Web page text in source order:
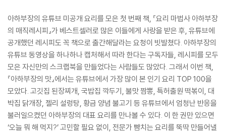
아하부장의 유튜브 미공개 요리를 모은 첫 번째 책, 『요리 마법사 아하부장
의 매직레시피』가 베스트셀러로 많은 이들에게 사랑을 받은 후, 유튜브에
공개했던 레시피도 꼭 책으로 출간해달라는 요청이 빗발쳤다. 아하부장의
유튜브 동영상을 하나하나 캡처해서 따라 한다는 구독자들, 레시피를 모두
모은 자신만의 스크랩북을 만들었다는 사람들도 많았다. 그래서 이번 책,
『아하부장의 맛』에서는 유튜브에서 가장 많이 본 인기 요리 TOP 100을
모았다. 고깃집 된장찌개, 국밥집 깍두기, 불맛 짬뽕, 특허출원 떡볶이, 대
박집 닭개장, 젤리 설렁탕, 황금 양념 불고기 등 유튜브에서 엄청난 반응을
불러일으켰던 아하부장의 대표 요리를 만나볼 수 있다. 이 한 권만 있으면
‘오늘 뭐 해 먹지?’ 고민할 필요 없이, 전문가 뺨치는 요리를 뚝딱 만들어낼